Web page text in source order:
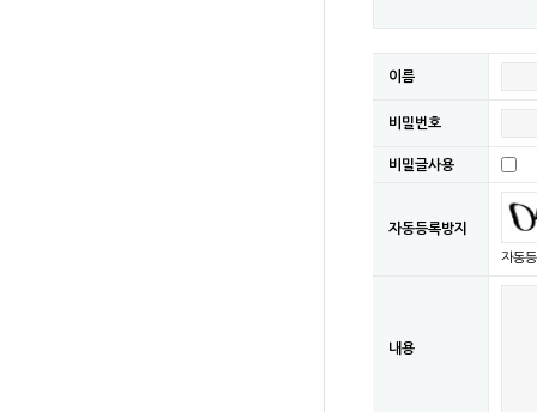
이름
비밀번호
비밀글사용
자동등록방지
자동
내용